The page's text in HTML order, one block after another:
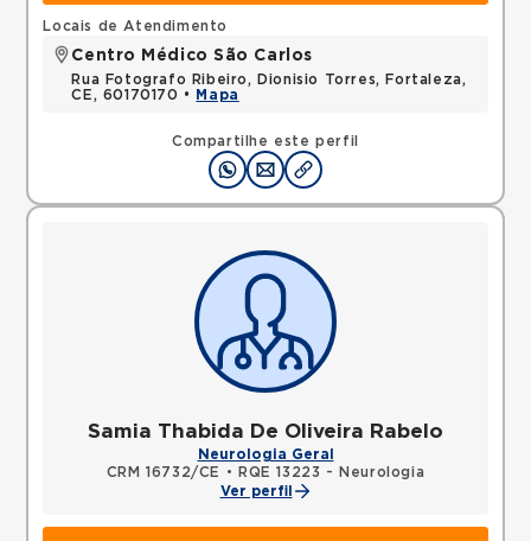
Compartilhe este perfil
Locais de Atendimento
Centro Médico São Carlos
Rua Fotografo Ribeiro, Dionisio Torres, Fortaleza,
CE, 60170170 •
Mapa
Samia Thabida De Oliveira Rabelo
Neurologia Geral
CRM 16732/CE
•
RQE 13223 - Neurologia
Ver perfil